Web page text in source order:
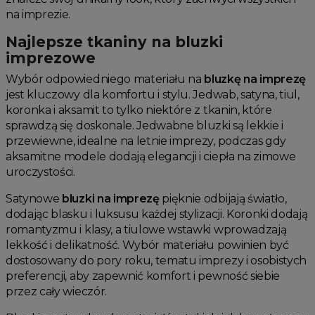
na imprezie.
Najlepsze tkaniny na bluzki
imprezowe
Wybór odpowiedniego materiału na bluzkę na imprezę
jest kluczowy dla komfortu i stylu. Jedwab, satyna, tiul,
koronka i aksamit to tylko niektóre z tkanin, które
sprawdzą się doskonale. Jedwabne bluzki są lekkie i
przewiewne, idealne na letnie imprezy, podczas gdy
aksamitne modele dodają elegancji i ciepła na zimowe
uroczystości.
Satynowe bluzki na imprezępięknie odbijają światło,
dodając blasku i luksusu każdej stylizacji. Koronki dodają
romantyzmu i klasy, a tiulowe wstawki wprowadzają
lekkość i delikatność. Wybór materiału powinien być
dostosowany do pory roku, tematu imprezy i osobistych
preferencji, aby zapewnić komfort i pewność siebie
przez cały wieczór.